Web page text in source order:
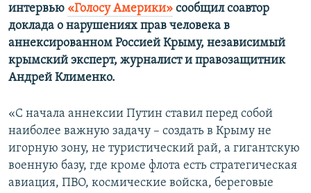
интервью «Голосу Америки» сообщил соавтор
доклада о нарушениях прав человека в
аннексированном Россией Крыму, независимый
крымский эксперт, журналист и правозащитник
Андрей Клименко.
«С начала аннексии Путин ставил перед собой
наиболее важную задачу – создать в Крыму не
игорную зону, не туристический рай, а гигантскую
военную базу, где кроме флота есть стратегическая
авиация, ПВО, космические войска, береговые